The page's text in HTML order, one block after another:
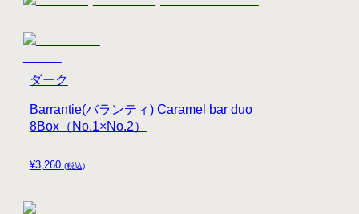
¥3,260 (税込)
Barrantie(バランティ) Caramel bar duo
8Box（No.1×No.2）
ダーク